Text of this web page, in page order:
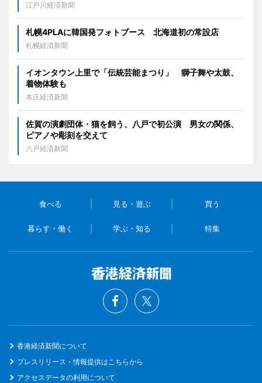
江戸川経済新聞
札幌4PLAに韓国発フォトブース 北海道初の常設店
札幌経済新聞
イオンタウン上里で「伝統芸能まつり」 獅子舞や太鼓、
着物体験も
本庄経済新聞
佐賀の演劇団体・猫を飼う、八戸で初公演 男女の関係、
ピアノや彫刻を交えて
八戸経済新聞
食べる 見る・遊ぶ 買う
暮らす・働く 学ぶ・知る 特集
香港経済新聞について
プレスリリース・情報提供はこちらから
アクセスデータの利用について